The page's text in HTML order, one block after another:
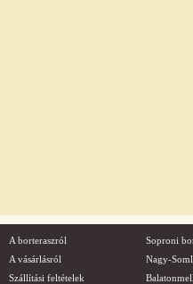
A borteraszról
A vásárlásról
Szállítási feltételek
Soproni
Nagy-